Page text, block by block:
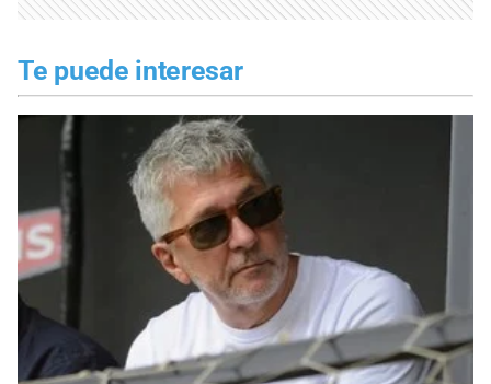
Te puede interesar